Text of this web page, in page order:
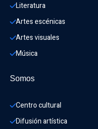
Literatura
Artes escénicas
Artes visuales
Música
Somos
Centro cultural
Difusión artística